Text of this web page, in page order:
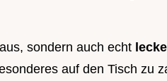
sondern auch echt
auf den Tisch zu